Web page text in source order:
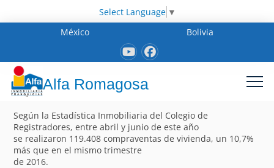
Select Language ▼
México
Bolivia
Alfa Romagosa
Según la Estadística Inmobiliaria del Colegio de
Registradores, entre abril y junio de este año
se realizaron 119.408 compraventas de vivienda, un 10,7%
más que en el mismo trimestre
de 2016.